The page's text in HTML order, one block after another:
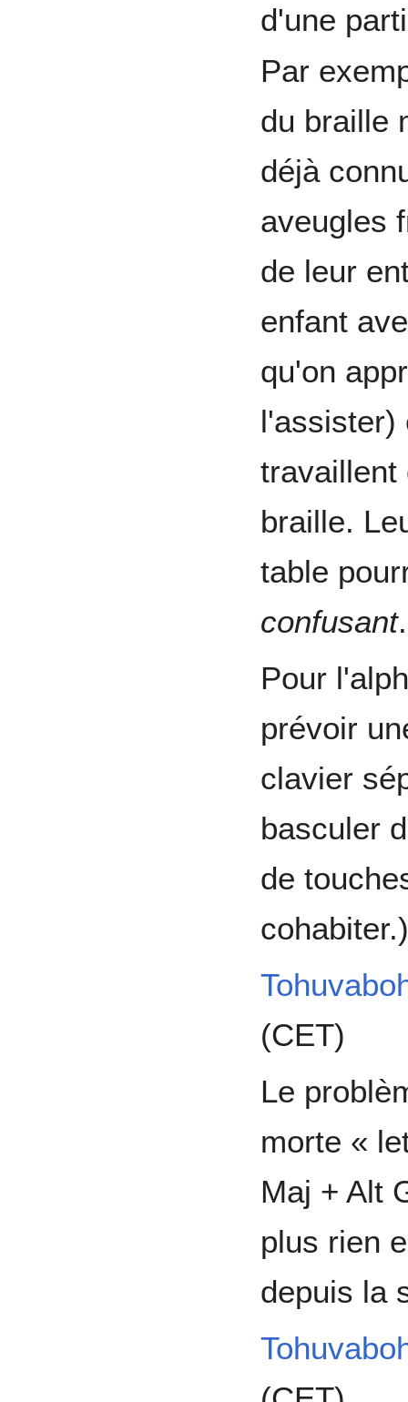
d'une
Par
du braille
déjà
aveugles
de leur
enfant
qu'on
l'assister)
travaillent
braille.
table
confusant.
Pour
prévoir
clavier
basculer
de
(CET)
Le
morte «
Maj + Alt
plus rien
depuis la